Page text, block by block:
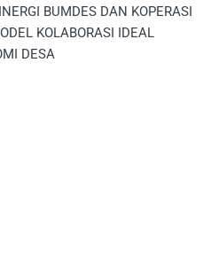
BUMDES DAN KOPERASI
KOLABORASI IDEAL
DESA